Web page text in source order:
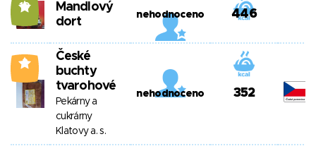
10
Mandlový
dort
nehodnoceno 446
2
České
buchty
tvarohové
Pekárny a
cukrárny
Klatovy a. s.
nehodnoceno 352